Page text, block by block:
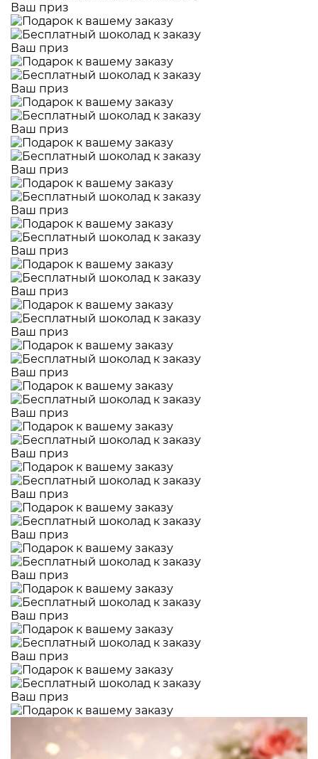
Ваш приз
Ваш приз
Ваш приз
Ваш приз
Ваш приз
Ваш приз
Ваш приз
Ваш приз
Ваш приз
Ваш приз
Ваш приз
Ваш приз
Ваш приз
Ваш приз
Ваш приз
Ваш приз
Ваш приз
Ваш приз